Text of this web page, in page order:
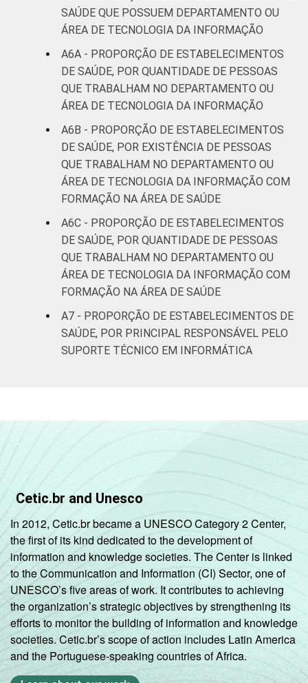
SAÚDE QUE POSSUEM DEPARTAMENTO OU
ÁREA DE TECNOLOGIA DA INFORMAÇÃO
A6A - PROPORÇÃO DE ESTABELECIMENTOS
DE SAÚDE, POR QUANTIDADE DE PESSOAS
QUE TRABALHAM NO DEPARTAMENTO OU
ÁREA DE TECNOLOGIA DA INFORMAÇÃO
A6B - PROPORÇÃO DE ESTABELECIMENTOS
DE SAÚDE, POR EXISTÊNCIA DE PESSOAS
QUE TRABALHAM NO DEPARTAMENTO OU
ÁREA DE TECNOLOGIA DA INFORMAÇÃO COM
FORMAÇÃO NA ÁREA DE SAÚDE
A6C - PROPORÇÃO DE ESTABELECIMENTOS
DE SAÚDE, POR QUANTIDADE DE PESSOAS
QUE TRABALHAM NO DEPARTAMENTO OU
ÁREA DE TECNOLOGIA DA INFORMAÇÃO COM
FORMAÇÃO NA ÁREA DE SAÚDE
A7 - PROPORÇÃO DE ESTABELECIMENTOS DE
SAÚDE, POR PRINCIPAL RESPONSÁVEL PELO
SUPORTE TÉCNICO EM INFORMÁTICA
Cetic.br and Unesco
In 2012, Cetic.br became a UNESCO Category 2 Center,
the first of its kind dedicated to the development of
information and knowledge societies. The Center is linked
to the Communication and Information (CI) Sector, one of
UNESCO’s five areas of work. It contributes to achieving
the organization’s strategic objectives by strengthening its
efforts to monitor the building of information and knowledge
societies. Cetic.br’s scope of action includes Latin America
and the Portuguese-speaking countries of Africa.